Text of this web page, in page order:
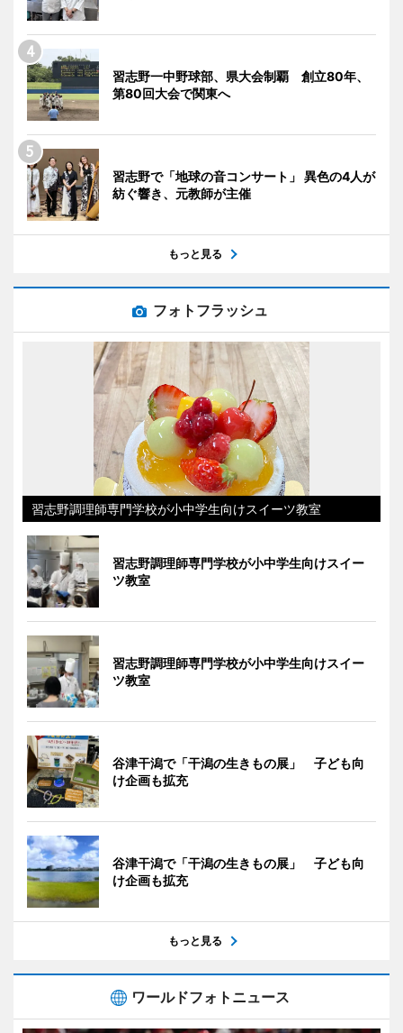
習志野一中野球部、県大会制覇 創立80年、
第80回大会で関東へ
習志野で「地球の音コンサート」 異色の4人が
紡ぐ響き、元教師が主催
もっと見る
フォトフラッシュ
習志野調理師専門学校が小中学生向けスイーツ教室
習志野調理師専門学校が小中学生向けスイー
ツ教室
習志野調理師専門学校が小中学生向けスイー
ツ教室
谷津干潟で「干潟の生きもの展」 子ども向
け企画も拡充
谷津干潟で「干潟の生きもの展」 子ども向
け企画も拡充
もっと見る
ワールドフォトニュース